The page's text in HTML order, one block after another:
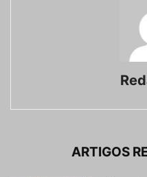
ARTIGOS